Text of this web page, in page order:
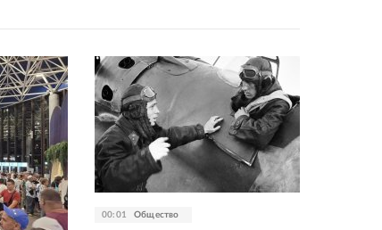
00:01 Общество